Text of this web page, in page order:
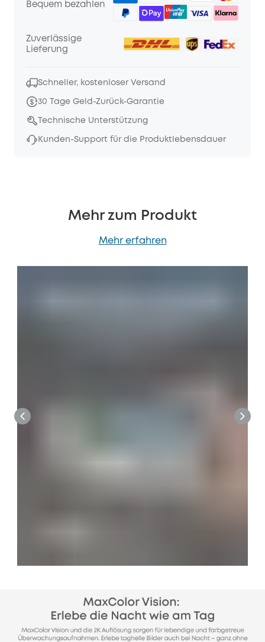
Bequem bezahlen
Zuverlässige
Lieferung
Schneller, kostenloser Versand
30 Tage Geld-Zurück-Garantie
Technische Unterstützung
Kunden-Support für die Produktlebensdauer
Mehr zum Produkt
Mehr erfahren